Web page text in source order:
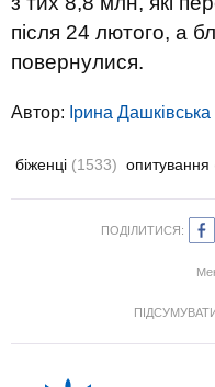
після 24 лютого, а
повернулися.
Автор: Ірина Дашківська
біженці (1533) опитування
ПОДІЛИТИСЯ: